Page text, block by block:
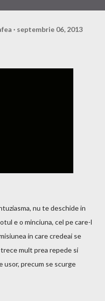
septembrie 06, 2013
nu te deschide in
e o minciuna, cel pe care-l
in care credeai se
mult prea repede si
usor, precum se scurge